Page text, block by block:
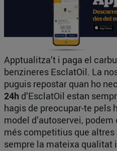
Apptualitza’t i paga el
benzineres EsclatOil. La
puguis repostar quan ho
24h d’EsclatOil estan
hagis de preocupar-te pels
model d’autoservei,
més competitius que
sempre la mateixa qualitat